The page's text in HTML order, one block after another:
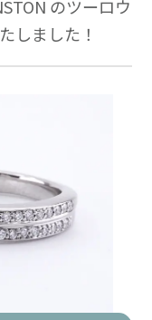
のツーロウ
しました！